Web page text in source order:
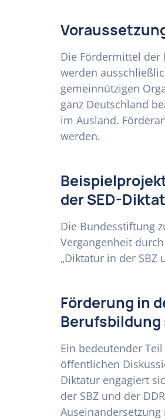
Die Fördermittel der
werden
gemeinnützigen
ganz Deutschland
im Ausland.
werden.
der SED-
Die Bundesstiftung
Vergangenheit
„Diktatur in der SBZ
Förderung in
Ein bedeutender
öffentlichen
Diktatur engagiert
der SBZ und der